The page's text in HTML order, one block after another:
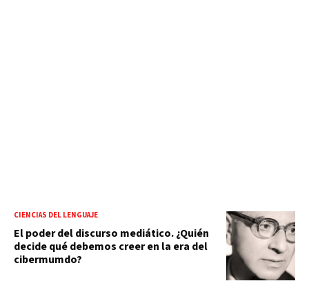
CIENCIAS DEL LENGUAJE
El poder del discurso mediático. ¿Quién
decide qué debemos creer en la era del
cibermumdo?